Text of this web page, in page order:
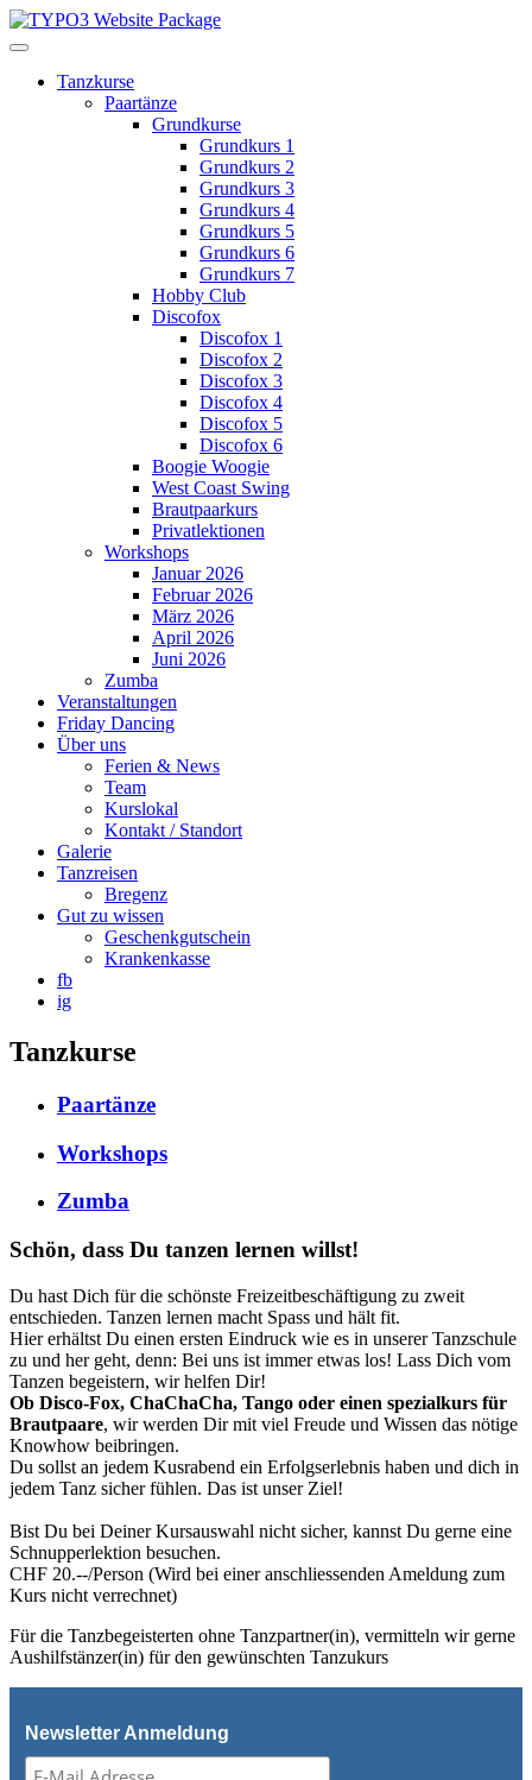
Tanzkurse
Paartänze
Grundkurse
Grundkurs 1
Grundkurs 2
Grundkurs 3
Grundkurs 4
Grundkurs 5
Grundkurs 6
Grundkurs 7
Hobby Club
Discofox
Discofox 1
Discofox 2
Discofox 3
Discofox 4
Discofox 5
Discofox 6
Boogie Woogie
West Coast Swing
Brautpaarkurs
Privatlektionen
Workshops
Januar 2026
Februar 2026
März 2026
April 2026
Juni 2026
Zumba
Veranstaltungen
Friday Dancing
Über uns
Ferien & News
Team
Kurslokal
Kontakt / Standort
Galerie
Tanzreisen
Bregenz
Gut zu wissen
Geschenkgutschein
Krankenkasse
fb
ig
Tanzkurse
Paartänze
Workshops
Zumba
Schön, dass Du tanzen lernen willst!
Du hast Dich für die schönste Freizeitbeschäftigung zu zweit
entschieden. Tanzen lernen macht Spass und hält fit.
Hier erhältst Du einen ersten Eindruck wie es in unserer Tanzschule
zu und her geht, denn: Bei uns ist immer etwas los! Lass Dich vom
Tanzen begeistern, wir helfen Dir!
Ob Disco-Fox, ChaChaCha, Tango oder einen spezialkurs für
Brautpaare, wir werden Dir mit viel Freude und Wissen das nötige
Knowhow beibringen.
Du sollst an jedem Kusrabend ein Erfolgserlebnis haben und dich in
jedem Tanz sicher fühlen. Das ist unser Ziel!
Bist Du bei Deiner Kursauswahl nicht sicher, kannst Du gerne eine
Schnupperlektion besuchen.
CHF 20.--/Person (Wird bei einer anschliessenden Ameldung zum
Kurs nicht verrechnet)
Für die Tanzbegeisterten ohne Tanzpartner(in), vermitteln wir gerne
Aushilfstänzer(in) für den gewünschten Tanzukurs
Newsletter Anmeldung